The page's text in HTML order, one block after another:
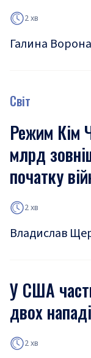
2 хв
Галина Ворона
Світ
Режим Кім
млрд
початку
2 хв
Владислав
У США
двох
2 хв